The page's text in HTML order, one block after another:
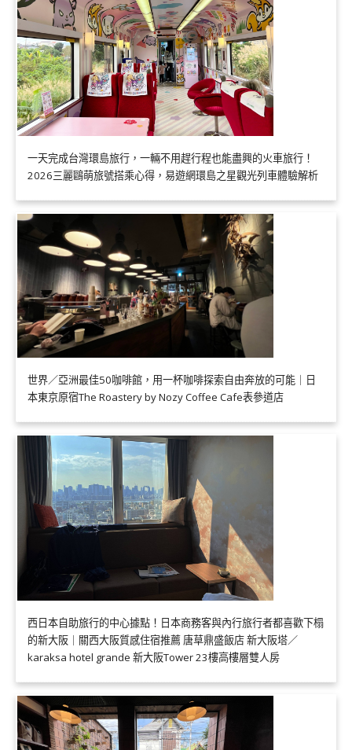
一天完成台灣環島旅行，一輛不用趕行程也能盡興的火車旅行！
2026三麗鷗萌旅號搭乘心得，易遊網環島之星觀光列車體驗解析
世界／亞洲最佳50咖啡館，用一杯咖啡探索自由奔放的可能｜日
本東京原宿The Roastery by Nozy Coffee Cafe表參道店
西日本自助旅行的中心據點！日本商務客與內行旅行者都喜歡下榻
的新大阪｜關西大阪質感住宿推薦 唐草鼎盛飯店 新大阪塔／
karaksa hotel grande 新大阪Tower 23樓高樓層雙人房